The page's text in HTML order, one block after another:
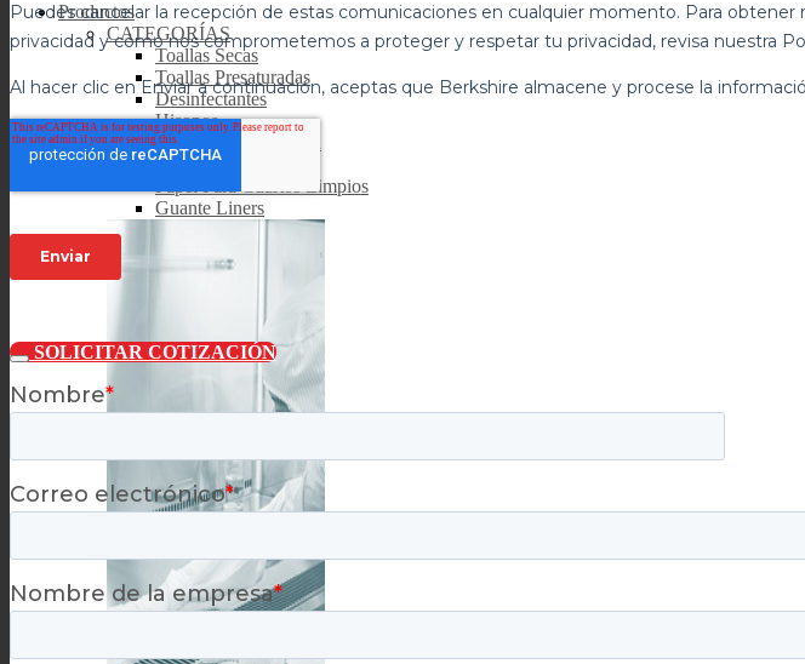
Productos
CATEGORÍAS
Toallas Secas
Toallas Presaturadas
Desinfectantes
Hisopos
Sistemas de Limpieza
Cubrebocas
Papel Para Cuartos Limpios
Guante Liners
SOLICITAR COTIZACIÓN